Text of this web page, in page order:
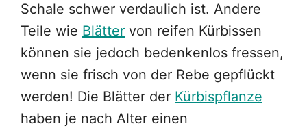
Schale schwer verdaulich ist. Andere
Teile wie Blätter von reifen Kürbissen
können sie jedoch bedenkenlos fressen,
wenn sie frisch von der Rebe gepflückt
werden! Die Blätter der Kürbispflanze
haben je nach Alter einen